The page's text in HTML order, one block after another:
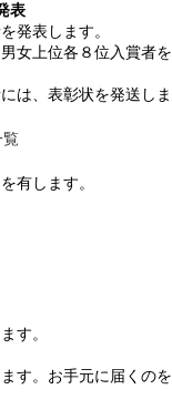
表
発表します。
女上位各８位入賞者
は、表彰状を発送し
覧
有します。
す。
す。お手元に届くの